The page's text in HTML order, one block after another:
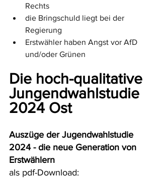
Rechts
die Bringschuld liegt bei der
Regierung
Erstwähler haben Angst vor AfD
und/oder Grünen
Die hoch-qualitative
Jungendwahlstudie
2024 Ost
Auszüge der Jugendwahlstudie
2024 - die neue Generation von
Erstwählern
als pdf-Download: